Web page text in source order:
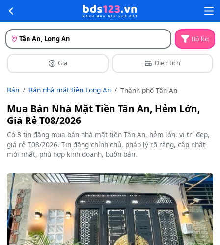
Tân An, Long An Bộ lọc
Giá Diện tích
Bán Bán nhà mặt tiền Long An Thành phố Tân An
Mua Bán Nhà Mặt Tiền Tân An, Hẻm Lớn,
Giá Rẻ T08/2026
Có 8 tin đăng mua bán nhà mặt tiền Tân An, hẻm lớn, vị trí đẹp,
giá rẻ T08/2026. Tin đăng chính chủ, pháp lý rõ ràng, cập nhật
mới nhất, phù hợp kinh doanh, buôn bán.